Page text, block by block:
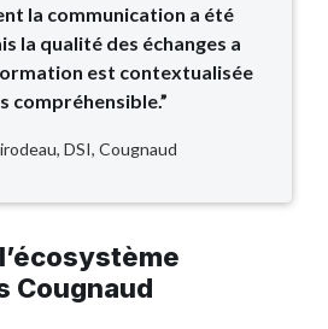
la communication a été
la qualité des échanges a
est contextualisée
compréhensible.”
DSI, Cougnaud
Cougnaud